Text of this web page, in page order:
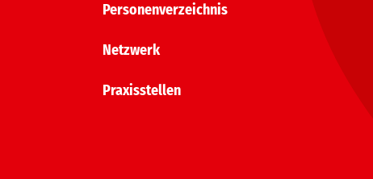
Personenverzeichnis
Netzwerk
Praxisstellen